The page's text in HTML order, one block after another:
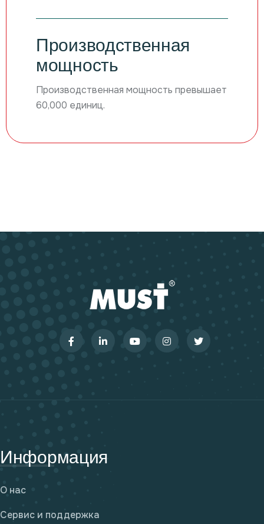
Производственная
мощность
Производственная мощность превышает
60,000 единиц.
Информация
О нас
Сервис и поддержка